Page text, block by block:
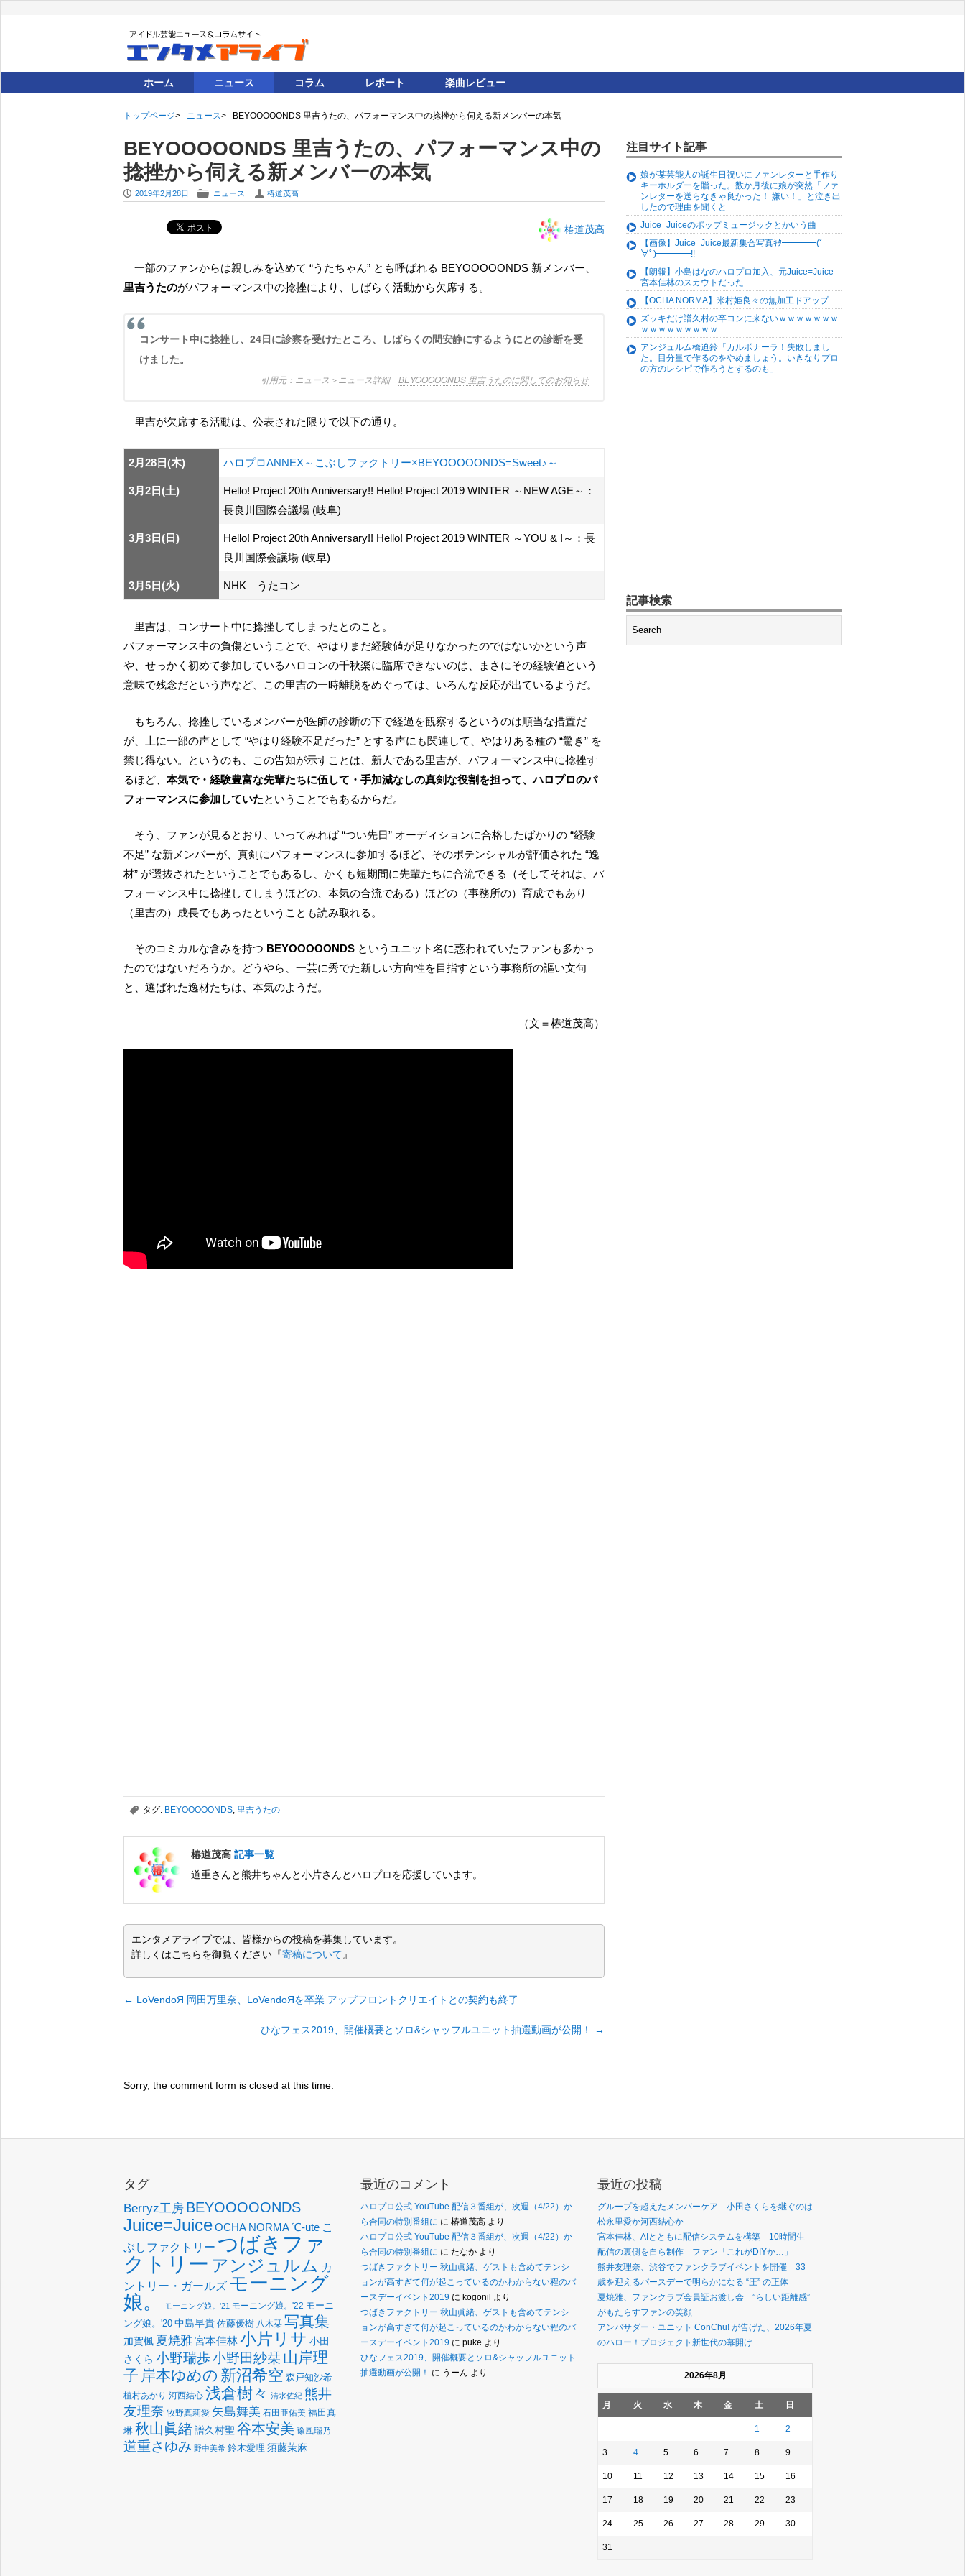
ホーム ニュース コラム レポート 楽曲レビュー
トップページ ニュース BEYOOOOONDS 里吉うたの、パフォーマンス中の捻挫から伺える新メンバーの本気
BEYOOOOONDS 里吉うたの、パフォーマンス中の
捻挫から伺える新メンバーの本気
P 2019年2月28日 F ニュース U 椿道茂高
椿道茂高
一部のファンからは親しみを込めて “うたちゃん” とも呼ばれる BEYOOOOONDS 新メンバー、
里吉うたのがパフォーマンス中の捻挫により、しばらく活動から欠席する。
コンサート中に捻挫し、24日に診察を受けたところ、しばらくの間安静にするようにとの診断を受
けました。
ニュース＞ニュース詳細 BEYOOOOONDS 里吉うたのに関してのお知らせ
里吉が欠席する活動は、公表された限りで以下の通り。
2月28日(木) ハロプロANNEX～こぶしファクトリー×BEYOOOOONDS=Sweet♪～
3月2日(土)
Hello! Project 20th Anniversary!! Hello! Project 2019 WINTER ～NEW AGE～：
長良川国際会議場 (岐阜)
3月3日(日)
Hello! Project 20th Anniversary!! Hello! Project 2019 WINTER ～YOU & I～：長
良川国際会議場 (岐阜)
3月5日(火) NHK うたコン
里吉は、コンサート中に捻挫してしまったとのこと。
パフォーマンス中の負傷ということで、やはりまだ経験値が足りなかったのではないかという声
や、せっかく初めて参加しているハロコンの千秋楽に臨席できないのは、まさにその経験値という
意味で残念だという声など、この里吉の一時離脱をめぐっては、いろんな反応が出ているようだ。
もちろん、捻挫しているメンバーが医師の診断の下で経過を観察するというのは順当な措置だ
が、上に一部の声として “やはり経験不足だった” とする声にも関連して、やはりある種の “驚き” を
禁じ得ない。というのも、この告知が示すことは、新人である里吉が、パフォーマンス中に捻挫す
るほど、 本気で・経験豊富な先輩たちに伍して・手加減なしの真剣な役割を担って、ハロプロのパ
フォーマンスに参加していたということでもあるからだ。
そう、ファンが見るとおり、いってみれば “つい先日” オーディションに合格したばかりの “経験
不足” な新メンバーが、真剣にパフォーマンスに参加するほど、そのポテンシャルが評価された “逸
材” が選抜されたということでもあるし、かくも短期間に先輩たちに合流できる（そしてそれは、パ
フォーマンス中に捻挫してしまうほどの、本気の合流である）ほどの（事務所の）育成でもあり
（里吉の）成長でもあったということも読み取れる。
そのコミカルな含みを持つ BEYOOOOONDS というユニット名に惑われていたファンも多かっ
たのではないだろうか。どうやら、一芸に秀でた新しい方向性を目指すという事務所の謳い文句
と、選ばれた逸材たちは、本気のようだ。
（文＝椿道茂高）
, タグ: BEYOOOOONDS, 里吉うたの
椿道茂高 記事一覧
道重さんと熊井ちゃんと小片さんとハロプロを応援しています。
エンタメアライブでは、皆様からの投稿を募集しています。
詳しくはこちらを御覧ください『寄稿について 』
← LoVendoЯ 岡田万里奈、LoVendoЯを卒業 アップフロントクリエイトとの契約も終了
ひなフェス2019、開催概要とソロ&シャッフルユニット抽選動画が公開！ →
Sorry, the comment form is closed at this time.
注目サイト記事
娘が某芸能人の誕生日祝いにファンレターと手作り
キーホルダーを贈った。数か月後に娘が突然「ファ
ンレターを送らなきゃ良かった！ 嫌い！」と泣き出
したので理由を聞くと
Juice=Juiceのポップミュージックとかいう曲
【画像】Juice=Juice最新集合写真ｷﾀ━━━━(ﾟ
∀ﾟ)━━━━!!
【朗報】小島はなのハロプロ加入、元Juice=Juice
宮本佳林のスカウトだった
【OCHA NORMA】米村姫良々の無加工ドアップ
ズッキだけ譜久村の卒コンに来ないｗｗｗｗｗｗｗ
ｗｗｗｗｗｗｗｗｗ
アンジュルム橋迫鈴「カルボナーラ！失敗しまし
た。目分量で作るのをやめましょう。いきなりプロ
の方のレシピで作ろうとするのも」
記事検索
タグ
Berryz工房 BEYOOOOONDS
Juice=JuiceOCHA NORMA℃-ute こ
ぶしファクトリー つばきファ
クトリー アンジュルム カ
ントリー・ガールズ モーニング
娘。
モーニング娘。'21 モーニング娘。'22 モーニ
ング娘。'20 中島早貴 佐藤優樹 八木栞 写真集
加賀楓 夏焼雅宮本佳林小片リサ 小田
さくら 小野瑞歩小野田紗栞 山岸理
子 岸本ゆめの 新沼希空 森戸知沙希
植村あかり 河西結心 浅倉樹々 清水佐紀 熊井
友理奈 牧野真莉愛 矢島舞美 石田亜佑美 福田真
琳 秋山眞緒譜久村聖 谷本安美 豫風瑠乃
道重さゆみ 野中美希 鈴木愛理 須藤茉麻
最近のコメント
ハロプロ公式 YouTube 配信３番組が、次週（4/22）か
ら合同の特別番組に に 椿道茂高 より
ハロプロ公式 YouTube 配信３番組が、次週（4/22）か
ら合同の特別番組に に たなか より
つばきファクトリー 秋山眞緒、ゲストも含めてテンシ
ョンが高すぎて何が起こっているのかわからない程のバ
ースデーイベント2019 に kogonil より
つばきファクトリー 秋山眞緒、ゲストも含めてテンシ
ョンが高すぎて何が起こっているのかわからない程のバ
ースデーイベント2019 に puke より
ひなフェス2019、開催概要とソロ&シャッフルユニット
抽選動画が公開！
に うーん より
最近の投稿
グループを超えたメンバーケア 小田さくらを継ぐのは
松永里愛か河西結心か
宮本佳林、AIとともに配信システムを構築 10時間生
配信の裏側を自ら制作 ファン「これがDIYか…」
熊井友理奈、渋谷でファンクラブイベントを開催 33
歳を迎えるバースデーで明らかになる “圧” の正体
夏焼雅、ファンクラブ会員証お渡し会 ”らしい距離感”
がもたらすファンの笑顔
アンバサダー・ユニット ConChu! が告げた、2026年夏
のハロー！プロジェクト新世代の幕開け
2026年8月
月 火 水 木 金 土 日
1 2
3 4 5 6 7 8 9
10 11 12 13 14 15 16
17 18 19 20 21 22 23
24 25 26 27 28 29 30
31